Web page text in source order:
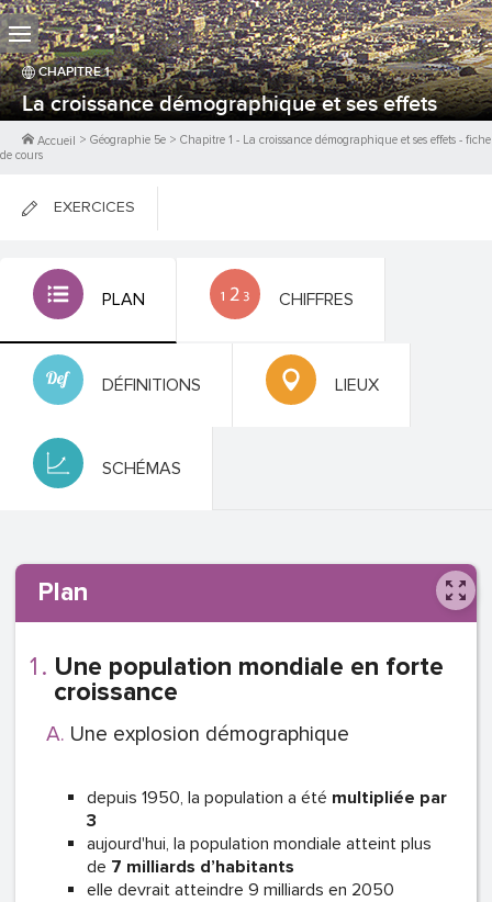
CHAPITRE1
La croissance démographique et ses effets
Accueil > Géographie 5e > Chapitre 1 - La croissance démographique et ses effets - fiche
de cours
EXERCICES
FICHES DE COURS
PLAN CHIFFRES
DÉFINITIONS LIEUX
SCHÉMAS
Plan
Une population mondiale en forte
croissance
Une explosion démographique
depuis 1950, la population a été multipliée par
3
aujourd'hui, la population mondiale atteint plus
de 7 milliards d’habitants
elle devrait atteindre 9 milliards en 2050